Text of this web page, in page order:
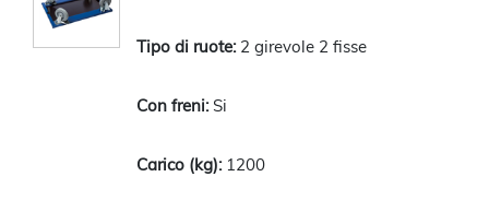
2 girevole 2 fisse
Si
1200